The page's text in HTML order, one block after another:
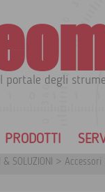
Il portale degli
PRODOTTI
& SOLUZIONI > Accessori